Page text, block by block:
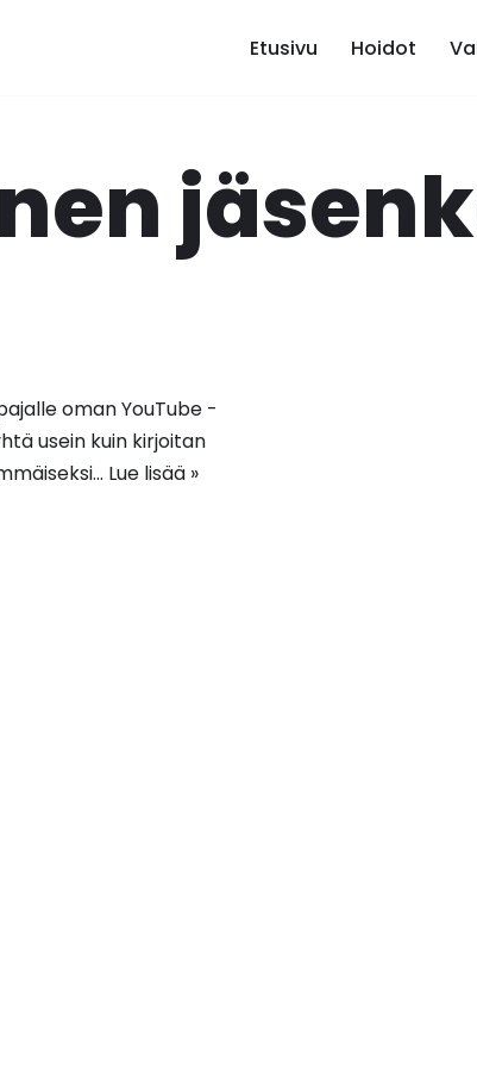
Etusivu Hoidot
oman YouTube -
usein kuin kirjoitan
Lue lisää »